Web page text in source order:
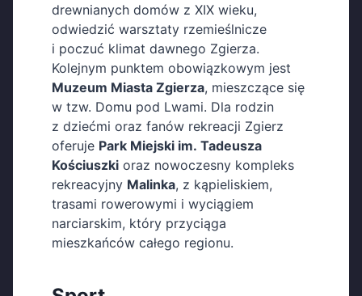
drewnianych domów z XIX wieku,
odwiedzić warsztaty rzemieślnicze
i poczuć klimat dawnego Zgierza.
Kolejnym punktem obowiązkowym jest
Muzeum Miasta Zgierza, mieszczące się
w tzw. Domu pod Lwami. Dla rodzin
z dziećmi oraz fanów rekreacji Zgierz
oferuje Park Miejski im. Tadeusza
Kościuszki oraz nowoczesny kompleks
rekreacyjny Malinka, z kąpieliskiem,
trasami rowerowymi i wyciągiem
narciarskim, który przyciąga
mieszkańców całego regionu.